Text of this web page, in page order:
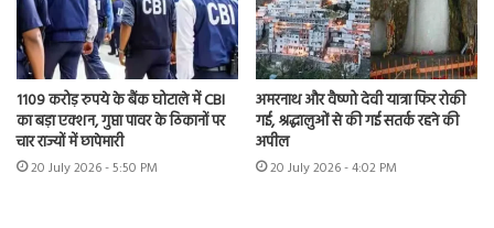
1109 करोड़ रुपये के बैंक घोटाले में CBI
का बड़ा एक्शन, गुप्ता पावर के ठिकानों पर
चार राज्यों में छापेमारी
20 July 2026 - 5:50 PM
अमरनाथ और वैष्णो देवी यात्रा फिर रोकी
गई, श्रद्धालुओं से की गई सतर्क रहने की
अपील
20 July 2026 - 4:02 PM